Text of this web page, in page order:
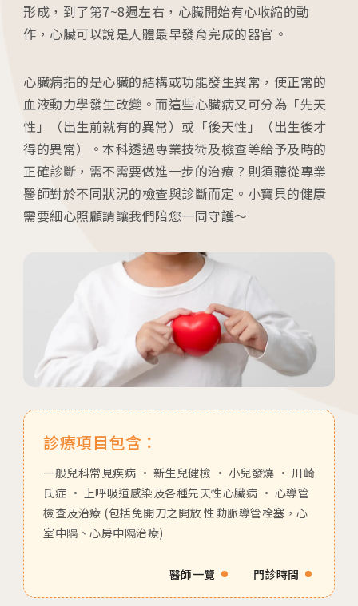
各院門診及掛號資訊
台中總院
/Taichung
板橋院區
2026.04.16
台中總院 「婚後孕前健康檢查」、「生育力健
檢」、「婚前健康檢查」及「育兒健檢」門診表
活動講座
2026.01.22
2026茂盛醫院全台巡迴好孕講座
2026.01.01
形成，到了第7~8週左右，心臟開始有心收縮的動
作，心臟可以說是人體最早發育完成的器官。
心臟病指的是心臟的結構或功能發生異常，使正常的
血液動力學發生改變。而這些心臟病又可分為「先天
性」（出生前就有的異常）或「後天性」（出生後才
得的異常）。本科透過專業技術及檢查等給予及時的
正確診斷，需不需要做進一步的治療？則須聽從專業
醫師對於不同狀況的檢查與診斷而定。小寶貝的健康
需要細心照顧請讓我們陪您一同守護～
診療項目包含：
一般兒科常見疾病 • 新生兒健檢 • 小兒發燒 • 川崎
氏症 • 上呼吸道感染及各種先天性心臟病 • 心導管
檢查及治療 (包括免開刀之開放 性動脈導管栓塞，心
室中隔、心房中隔治療)
醫師一覽 門診時間